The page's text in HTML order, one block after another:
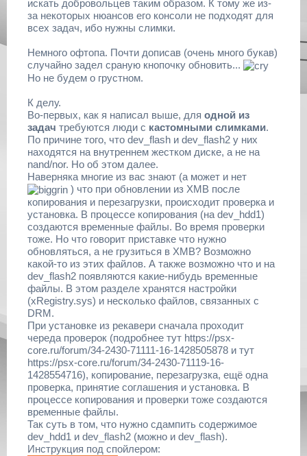
искать добровольцев таким образом. К тому же из-
за некоторых нюансов его консоли не подходят для
всех задач, ибо нужны слимки.
Немного офтопа. Почти дописав (очень много букав)
случайно задел сраную кнопочку обновить...
Но не будем о грустном.
К делу.
Во-первых, как я написал выше, для одной из
задач требуются люди с кастомными слимками.
По причине того, что dev_flash и dev_flash2 у них
находятся на внутреннем жестком диске, а не на
nand/nor. Но об этом далее.
Наверняка многие из вас знают (а может и нет
) что при обновлении из XMB после
копирования и перезагрузки, происходит проверка и
установка. В процессе копирования (на dev_hdd1)
создаются временные файлы. Во время проверки
тоже. Но что говорит приставке что нужно
обновляться, а не грузиться в XMB? Возможно
какой-то из этих файлов. А также возможно что и на
dev_flash2 появляются какие-нибудь временные
файлы. В этом разделе хранятся настройки
(xRegistry.sys) и несколько файлов, связанных с
DRM.
При установке из рекавери сначала проходит
череда проверок (подробнее тут https://psx-
core.ru/forum/34-2430-71111-16-1428505878 и тут
https://psx-core.ru/forum/34-2430-71119-16-
1428554716), копирование, перезагрузка, ещё одна
проверка, принятие соглашения и установка. В
процессе копирования и проверки тоже создаются
временные файлы.
Так суть в том, что нужно сдампить содержимое
dev_hdd1 и dev_flash2 (можно и dev_flash).
Инструкция под спойлером: